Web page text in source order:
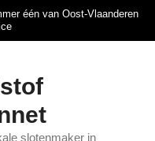
één van Oost-Vlaanderen
slotenmaker in